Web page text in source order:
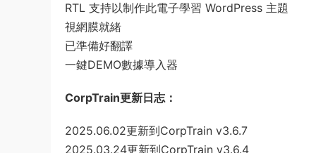
RTL 支持以制作此電子學習 WordPress 主題
視網膜就緒
已準備好翻譯
一鍵DEMO數據導入器
CorpTrain更新日志：
2025.06.02更新到CorpTrain v3.6.7
2025.03.24更新到CorpTrain v3.6.4